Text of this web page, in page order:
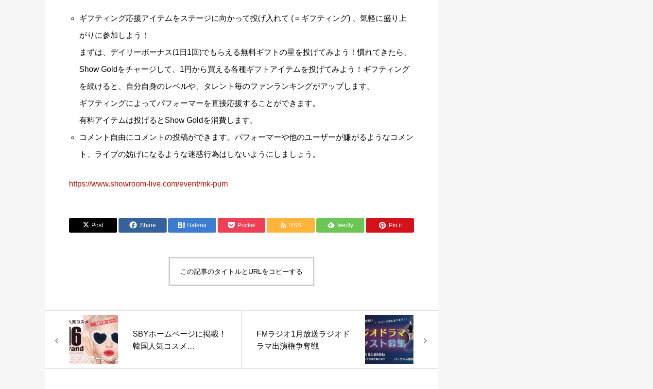
ギフティング応援アイテムをステージに向かって投げ入れて (＝ギフティング) 、気軽に盛り上
がりに参加しよう！
まずは、デイリーボーナス(1日1回)でもらえる無料ギフトの星を投げてみよう！慣れてきたら、
Show Goldをチャージして、1円から買える各種ギフトアイテムを投げてみよう！ギフティング
を続けると、自分自身のレベルや、タレント毎のファンランキングがアップします。
ギフティングによってパフォーマーを直接応援することができます。
有料アイテムは投げるとShow Goldを消費します。
コメント自由にコメントの投稿ができます。パフォーマーや他のユーザーが嫌がるようなコメン
ト、ライブの妨げになるような迷惑行為はしないようにしましょう。
https://www.showroom-live.com/event/mk-pum
Post Share Hatena Pocket RSS feedly Pin it
この記事のタイトルとURLをコピーする
SBYホームページに掲載！
韓国人気コスメ
ーディション
FMラジオ1月放送ラジオド
ラマ出演権争奪戦